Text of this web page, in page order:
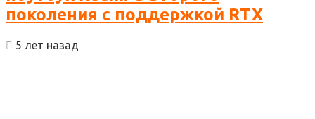
поколения с поддержкой RTX
5 лет назад